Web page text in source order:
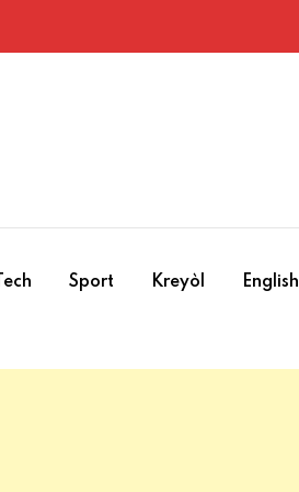
de l’esclavage à Vertières » (vidéo)
Tech Sport Kreyòl English